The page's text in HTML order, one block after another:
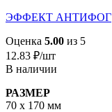
ЭФФЕКТ АНТИФОГ
Оценка 5.00 из 5
12.83 ₽/шт
В наличии
РАЗМЕР
70 х 170 мм